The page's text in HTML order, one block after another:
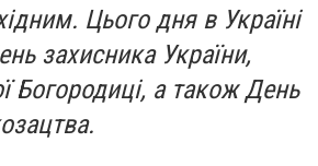
Цього дня в Україні
захисника України,
Богородиці, а також День